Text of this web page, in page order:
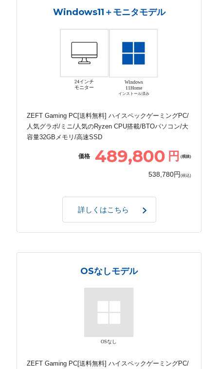
Windows11＋モニタモデル
24インチ
モニター
Windows
11Home
インストール済み
ZEFT Gaming PC[送料無料] ハイスペックゲーミングPC/
人気グラボ/ミニ/人気のRyzen CPU搭載/BTOパソコン/大
容量32GBメモリ/高速SSD
価格 489,800 円 (税抜)
538,780円 (税込)
詳しくはこちら
OSなしモデル
OSなし
ZEFT Gaming PC[送料無料] ハイスペックゲーミングPC/